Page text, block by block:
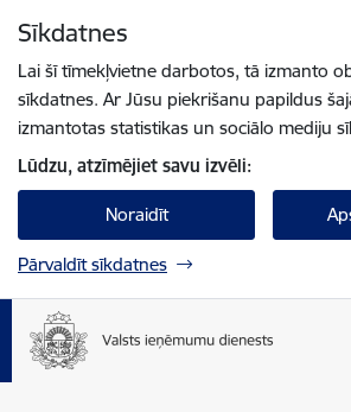
Sīkdatnes
Lai šī tīmekļvietne darbotos, tā izmanto
sīkdatnes. Ar Jūsu piekrišanu papildus
izmantotas statistikas un sociālo mediju
Lūdzu, atzīmējiet savu izvēli:
Noraidīt
Pārvaldīt sīkdatnes